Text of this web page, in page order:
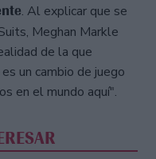
. Al explicar que se
Meghan Markle
de la que
un cambio de juego
en el mundo aquí".